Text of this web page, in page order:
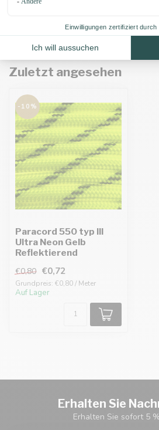
Zuletzt angesehen
-10%
Paracord 550 typ III
Ultra Neon Gelb
Reflektierend
€0,80 €0,72
Grundpreis: €0,80 / Meter
Auf Lager
Erhalten Sie
Erhalten Sie sofort 5